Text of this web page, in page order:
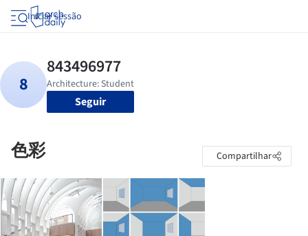
Iniciar sessão
Seguir
色彩 Compartilhar